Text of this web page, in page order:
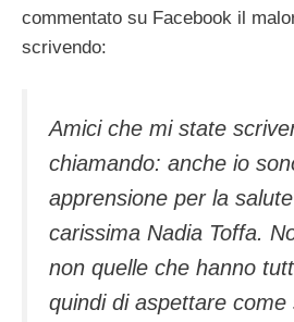
commentato su Facebook il
scrivendo:
Amici che mi state
chiamando: anche io
apprensione per la
carissima Nadia Toffa.
non quelle che hanno
quindi di aspettare